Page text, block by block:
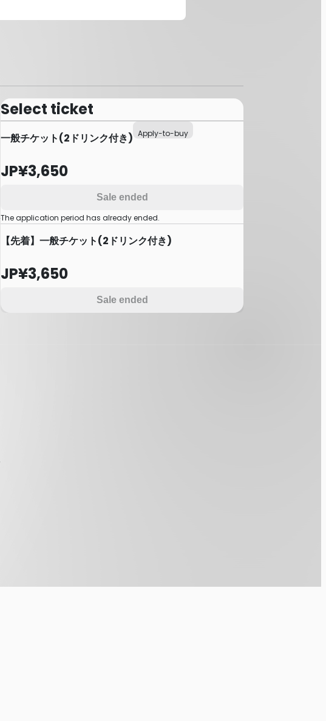
Select ticket
一般チケット(2ドリンク付き) Apply-to-buy
JP¥3,650
Sale ended
The application period has already ended.
【先着】一般チケット(2ドリンク付き)
JP¥3,650
Sale ended